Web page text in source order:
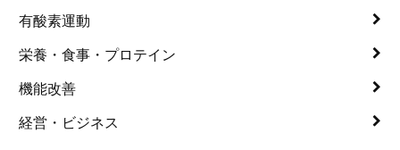
有酸素運動
栄養・食事・プロテイン
機能改善
経営・ビジネス